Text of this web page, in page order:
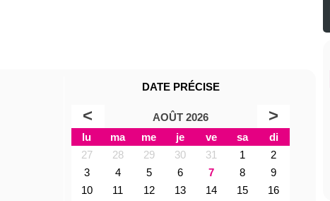
DATE PRÉCISE
< AOÛT 2026 >
lu ma me je ve sa
di
27
28 29 30 31 1
2
3
4 5 6 7 8
9
10
11 12 13 14 15
16